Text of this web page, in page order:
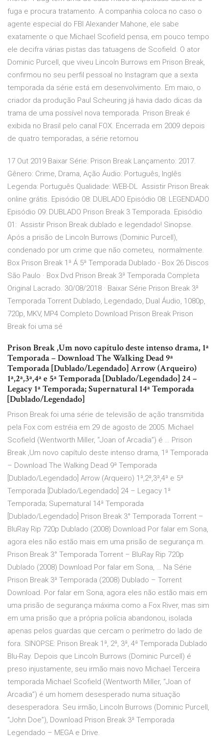
fuga e procura tratamento. A companhia coloca no caso o
agente especial do FBI Alexander Mahone, ele sabe
exatamente o que Michael Scofield pensa, em pouco tempo
ele decifra várias pistas das tatuagens de Scofield. O ator
Dominic Purcell, que viveu Lincoln Burrows em Prison Break,
confirmou no seu perfil pessoal no Instagram que a sexta
temporada da série está em desenvolvimento. Em maio, o
criador da produção Paul Scheuring já havia dado dicas da
trama de uma possível nova temporada. Prison Break é
exibida no Brasil pelo canal FOX. Encerrada em 2009 depois
de quatro temporadas, a série retornou
17 Out 2019 Baixar Série: Prison Break Lançamento: 2017.
Gênero: Crime, Drama, Ação Áudio: Português, Inglês
Legenda: Português Qualidade: WEB-DL Assistir Prison Break
online grátis. Episódio 08: DUBLADO Episódio 08: LEGENDADO
Episódio 09: DUBLADO Prison Break 3 Temporada. Episódio
01: Assistir Prison Break dublado e legendado! Sinopse.
Após a prisão de Lincoln Burrows (Dominic Purcell),
condenado por um crime que não cometeu, normalmente.
Box Prison Break 1ª Á 5ª Temporada Dublado - Box 26 Discos
São Paulo · Box Dvd Prison Break 3ª Temporada Completa
Original Lacrado. 30/08/2018 · Baixar Série Prison Break 3ª
Temporada Torrent Dublado, Legendado, Dual Áudio, 1080p,
720p, MKV, MP4 Completo Download Prison Break Prison
Break foi uma sé
Prison Break ,Um novo capítulo deste intenso drama, 1ª
Temporada – Download The Walking Dead 9ª
Temporada [Dublado/Legendado] Arrow (Arqueiro)
1ª,2ª,3ª,4ª e 5ª Temporada [Dublado/Legendado] 24 –
Legacy 1ª Temporada; Supernatural 14ª Temporada
[Dublado/Legendado]
Prison Break foi uma série de televisão de ação transmitida
pela Fox com estréia em 29 de agosto de 2005. Michael
Scofield (Wentworth Miller, “Joan of Arcadia”) é … Prison
Break ,Um novo capítulo deste intenso drama, 1ª Temporada
– Download The Walking Dead 9ª Temporada
[Dublado/Legendado] Arrow (Arqueiro) 1ª,2ª,3ª,4ª e 5ª
Temporada [Dublado/Legendado] 24 – Legacy 1ª
Temporada; Supernatural 14ª Temporada
[Dublado/Legendado] Prison Break 3° Temporada Torrent –
BluRay Rip 720p Dublado (2008) Download Por falar em Sona,
agora eles não estão mais em uma prisão de segurança m.
Prison Break 3° Temporada Torrent – BluRay Rip 720p
Dublado (2008) Download Por falar em Sona, … Na Série
Prison Break 3ª Temporada (2008) Dublado – Torrent
Download. Por falar em Sona, agora eles não estão mais em
uma prisão de segurança máxima como a Fox River, mas sim
em uma prisão que a própria polícia abandonou, isolada
apenas pelos guardas que cercam o perímetro do lado de
fora. SINOPSE: Prison Break 1ª, 2ª, 3ª, 4ª Temporada Dublado
Blu-Ray. Depois que Lincoln Burrows (Dominic Purcell) é
preso injustamente, seu irmão mais novo Michael Terceira
temporada Michael Scofield (Wentworth Miller, “Joan of
Arcadia”) é um homem desesperado numa situação
desesperadora. Seu irmão, Lincoln Burrows (Dominic Purcell,
“John Doe”), Download Prison Break 3ª Temporada
Legendado – MEGA e Drive.